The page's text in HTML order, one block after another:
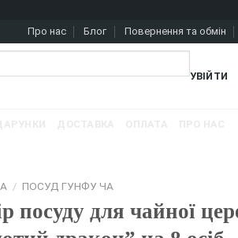
Про нас Блог Повернення та обмін
УВІЙТИ
/ ПОСУД ГУНФУ ЧА
посуду для чайної